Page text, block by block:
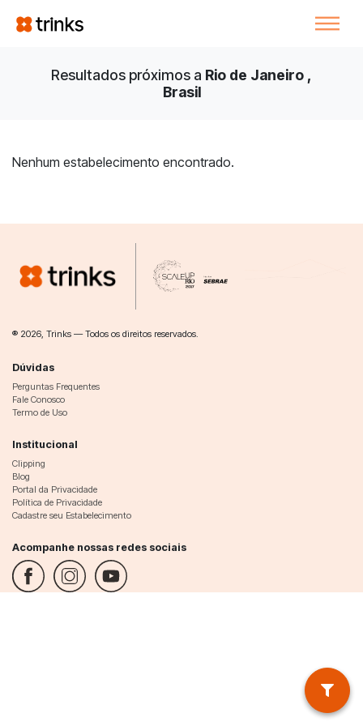
Resultados próximos a Rio de Janeiro ,
Brasil
Nenhum estabelecimento encontrado.
® 2026, Trinks — Todos os direitos reservados.
Dúvidas
Perguntas Frequentes
Fale Conosco
Termo de Uso
Institucional
Clipping
Blog
Portal da Privacidade
Política de Privacidade
Cadastre seu Estabelecimento
Acompanhe nossas redes sociais